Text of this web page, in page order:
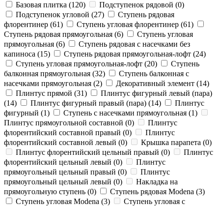
Базовая плитка (120) Подступенок рядовой (0)
Подступенок угловой (27)
Ступень рядовая
флорентинер (61) Ступень угловая флорентинер (61)
Ступень рядовая прямоугольная (6)
Ступень угловая
прямоугольная (6)
Ступень рядовая с насечками без
капиноса (15) Ступень рядовая прямоугольная-лофт (24)
Ступень угловая прямоугольная-лофт (20)
Ступень
балконная прямоугольная (32)
Ступень балконная с
насечками прямоугольная (2) Декоративный элемент (14)
Плинтус прямой (31)
Плинтус фигурный левый (пара)
(14) Плинтус фигурный правый (пара) (14)
Плинтус
фигурный (1) Ступень с насечками прямоугольная (1)
Плинтус прямоугольной составной (0)
Плинтус
флорентийский составной правый (0)
Плинтус
флорентийский составной левый (0) Крышка парапета (0)
Плинтус флорентийский цельный правый (0)
Плинтус
флорентийский цельный левый (0)
Плинтус
прямоугольный цельный правый (0)
Плинтус
прямоугольный цельный левый (0)
Накладка на
прямоугольную ступень (0) Ступень рядовая Modena (3)
Ступень угловая Modena (3)
Ступень угловая с